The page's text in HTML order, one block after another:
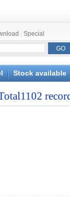
Special
Stock available